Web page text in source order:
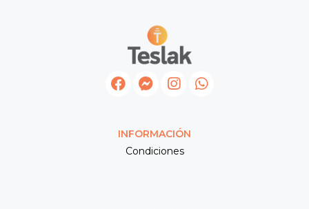
INFORMACIÓN
Condiciones